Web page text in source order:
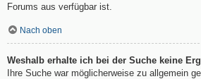
Forums aus verfügbar ist.
Nach oben
Weshalb erhalte ich bei der Suche keine
Ihre Suche war möglicherweise zu allgemein